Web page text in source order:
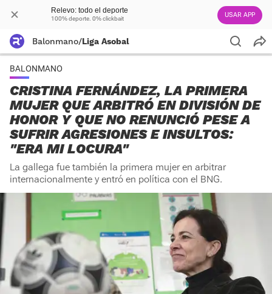
Relevo: todo el deporte
100% deporte. 0% clickbait USAR APP
Balonmano/Liga Asobal
BALONMANO
CRISTINA FERNÁNDEZ, LA PRIMERA
MUJER QUE ARBITRÓ EN DIVISIÓN DE
HONOR Y QUE NO RENUNCIÓ PESE A
SUFRIR AGRESIONES E INSULTOS:
"ERA MI LOCURA"
La gallega fue también la primera mujer en arbitrar
internacionalmente y entró en política con el BNG.